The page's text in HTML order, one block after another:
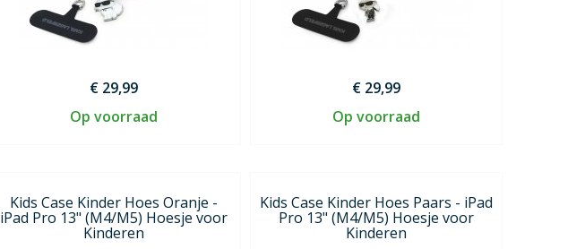
€ 29,99
Op voorraad
€ 29,99
Op voorraad
Kids Case Kinder Hoes Oranje -
iPad Pro 13" (M4/M5) Hoesje voor
Kinderen
Kids Case Kinder Hoes Paars - iPad
Pro 13" (M4/M5) Hoesje voor
Kinderen